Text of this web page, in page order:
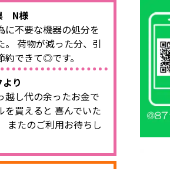
N様
に不要な機器の処分を
。 荷物が減った分、引
約できて◎です。
り
越し代の余ったお金で
を買えると 喜んでいた
またのご利用お待ちし